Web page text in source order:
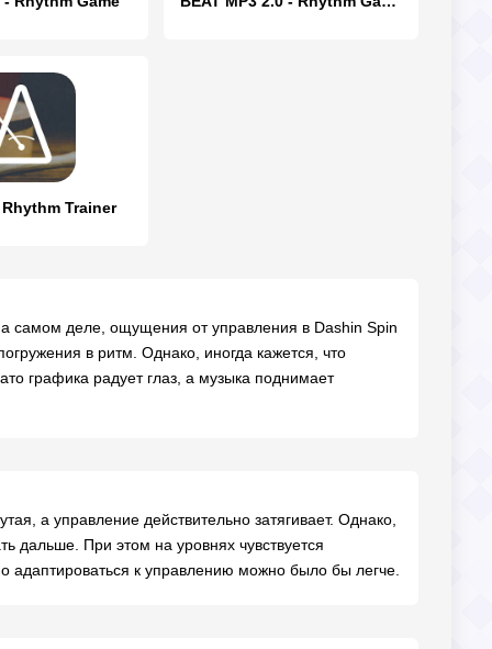
Trainer
самом деле, ощущения от управления в Dashin Spin
в ритм. Однако, иногда кажется, что
графика радует глаз, а музыка поднимает
а управление действительно затягивает. Однако,
дальше. При этом на уровнях чувствуется
к управлению можно было бы легче.